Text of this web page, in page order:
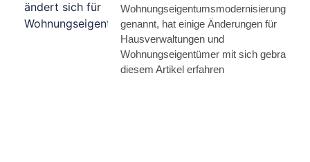
genannt, hat einige Änderungen für
Hausverwaltungen und
Wohnungseigentümer mit sich gebracht.
diesem Artikel erfahren